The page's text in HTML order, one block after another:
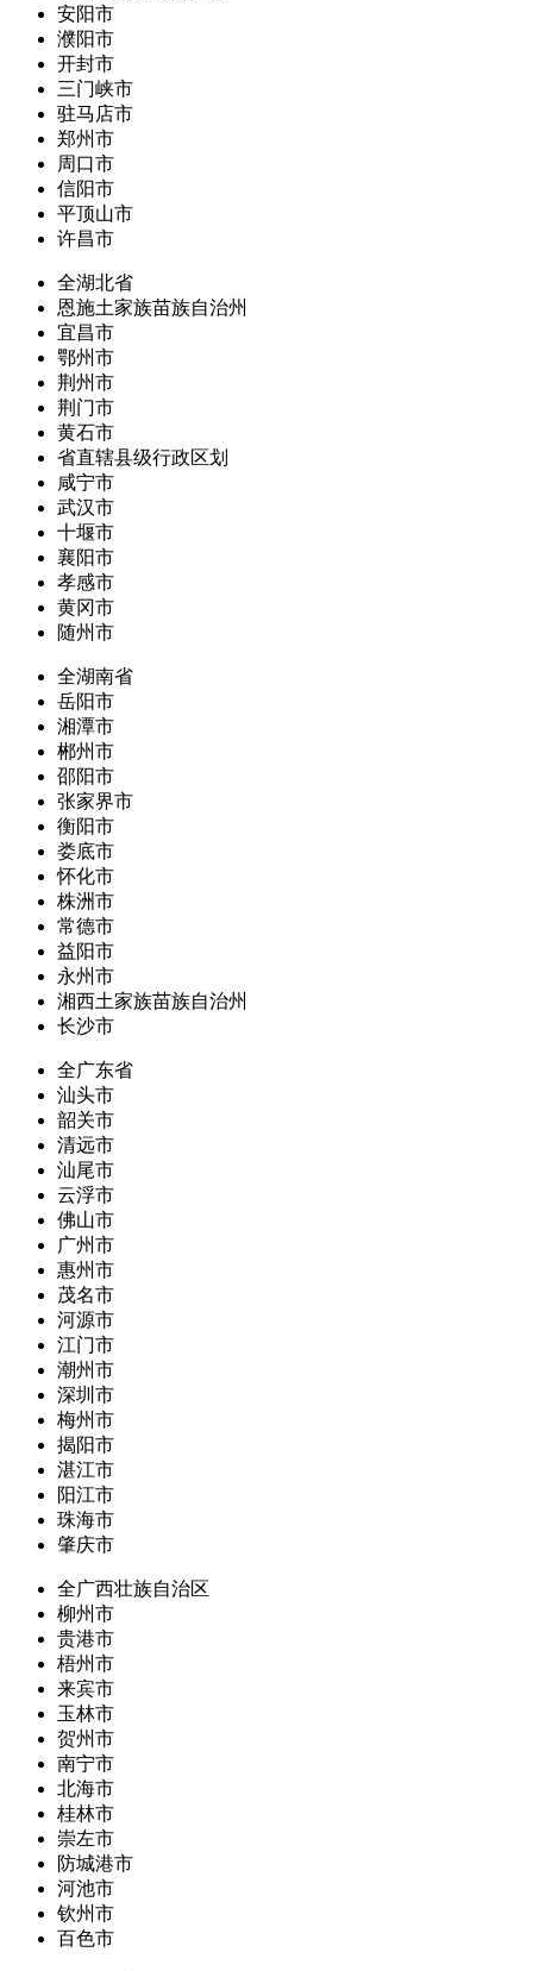
安阳市
濮阳市
开封市
三门峡市
驻马店市
郑州市
周口市
信阳市
平顶山市
许昌市
全湖北省
恩施土家族苗族自治州
宜昌市
鄂州市
荆州市
荆门市
黄石市
省直辖县级行政区划
咸宁市
武汉市
十堰市
襄阳市
孝感市
黄冈市
随州市
全湖南省
岳阳市
湘潭市
郴州市
邵阳市
张家界市
衡阳市
娄底市
怀化市
株洲市
常德市
益阳市
永州市
湘西土家族苗族自治州
长沙市
全广东省
汕头市
韶关市
清远市
汕尾市
云浮市
佛山市
广州市
惠州市
茂名市
河源市
江门市
潮州市
深圳市
梅州市
揭阳市
湛江市
阳江市
珠海市
肇庆市
全广西壮族自治区
柳州市
贵港市
梧州市
来宾市
玉林市
贺州市
南宁市
北海市
桂林市
崇左市
防城港市
河池市
钦州市
百色市